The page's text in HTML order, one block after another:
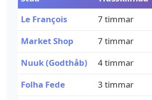
Le François
7 timmar
Market Shop 7 timmar
Nuuk (Godthåb) 4 timmar
Folha Fede 3 timmar